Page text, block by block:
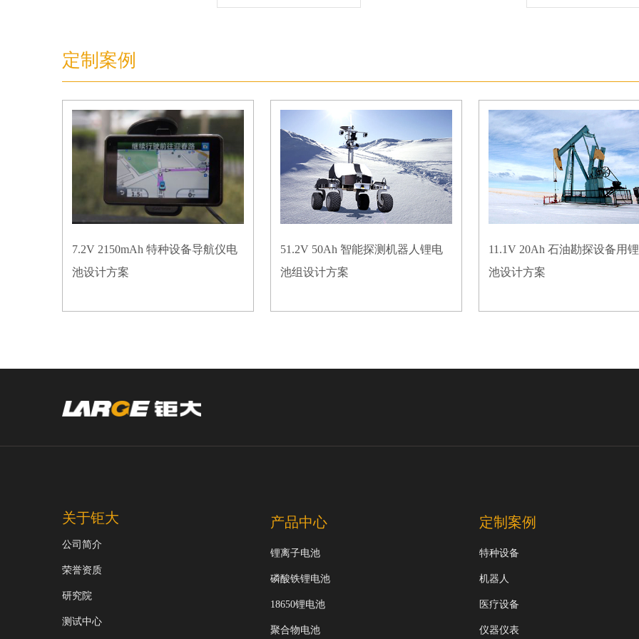
定制案例
7.2V 2150mAh 特种设备导航仪电
池设计方案
51.2V 50Ah 智能探测机器人锂电
池组设计方案
11.1V 20Ah 石油勘探设备用
池设计方案
关于钜大
公司简介
荣誉资质
研究院
测试中心
产品中心
锂离子电池
磷酸铁锂电池
18650锂电池
聚合物电池
定制案例
特种设备
机器人
医疗设备
仪器仪表